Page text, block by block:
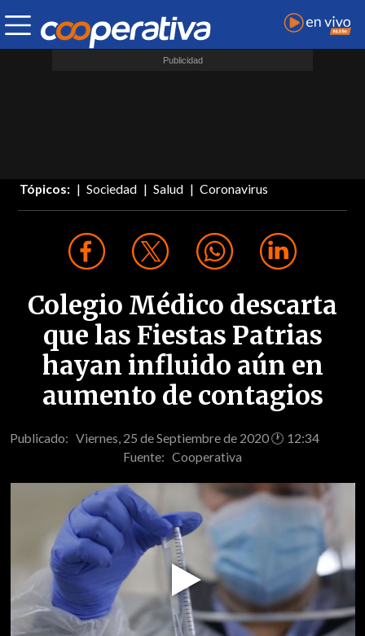
Tópicos: Sociedad Salud Coronavirus
Colegio Médico descarta
que las Fiestas Patrias
hayan influido aún en
aumento de contagios
Publicado: Viernes, 25 de Septiembre de 2020 🕐 12:34
Fuente: Cooperativa
Video